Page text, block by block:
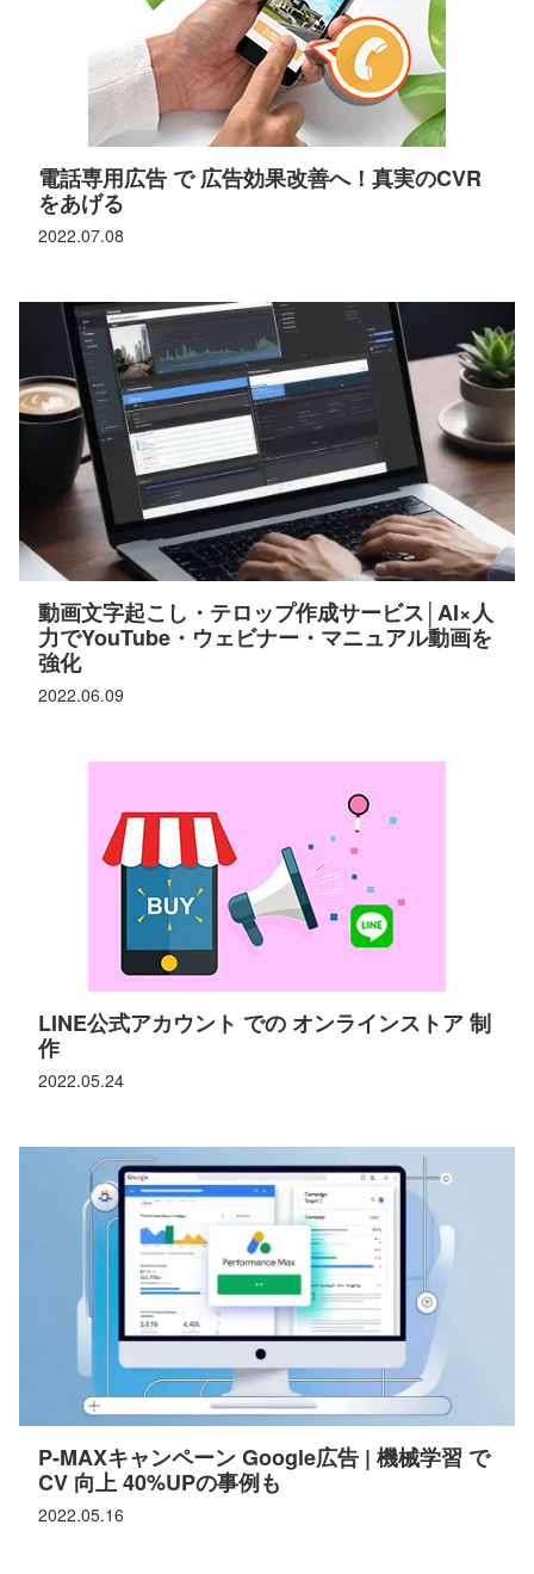
2022.07.08
電話専用広告 で 広告効果改善へ！真実のCVR
をあげる
2022.06.09
動画文字起こし・テロップ作成サービス│AI×人
力でYouTube・ウェビナー・マニュアル動画を
強化
2022.05.24
LINE公式アカウント での オンラインストア 制
作
2022.05.16
P-MAXキャンペーン Google広告 | 機械学習 で
CV 向上 40%UPの事例も